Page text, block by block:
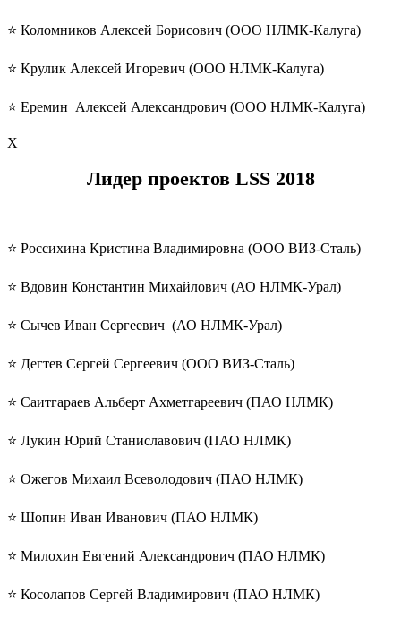
⭐️ Коломников Алексей Борисович (ООО НЛМК-Калуга)
⭐️ Крулик Алексей Игоревич (ООО НЛМК-Калуга)
⭐️ Еремин Алексей Александрович (ООО НЛМК-Калуга)
Х
Лидер проектов LSS2018
⭐️ Россихина Кристина Владимировна (ООО ВИЗ-Сталь)
⭐️ Вдовин Константин Михайлович (АО НЛМК-Урал)
⭐️ Сычев Иван Сергеевич (АО НЛМК-Урал)
⭐️ Дегтев Сергей Сергеевич (ООО ВИЗ-Сталь)
⭐️ Саитгараев Альберт Ахметгареевич (ПАО НЛМК)
⭐️ Лукин Юрий Станиславович (ПАО НЛМК)
⭐️ Ожегов Михаил Всеволодович (ПАО НЛМК)
⭐️ Шопин Иван Иванович (ПАО НЛМК)
⭐️ Милохин Евгений Александрович (ПАО НЛМК)
⭐️ Косолапов Сергей Владимирович (ПАО НЛМК)